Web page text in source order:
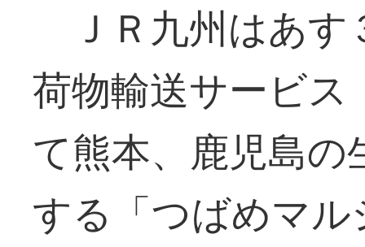
ＪＲ九州はあす
荷物輸送サービ
て熊本、鹿児島
する「つばめマ